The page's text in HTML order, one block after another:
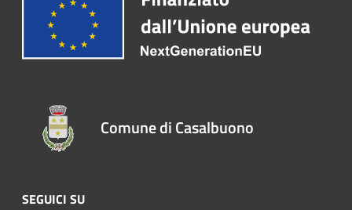
Comune di Casalbuono
SEGUICI SU